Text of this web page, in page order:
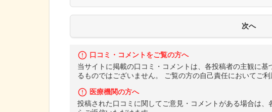
口コミ・コメントをご覧の方へ
当サイトに掲載の口コミ・コメントは、各投稿者の主観に
るものではございません。 ご覧の方の自己責任においてご利
医療機関の方へ
投稿された口コミに関してご意見・コメントがある場合は